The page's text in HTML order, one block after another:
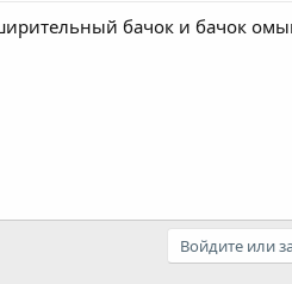
бачок и бачок
Войдите или